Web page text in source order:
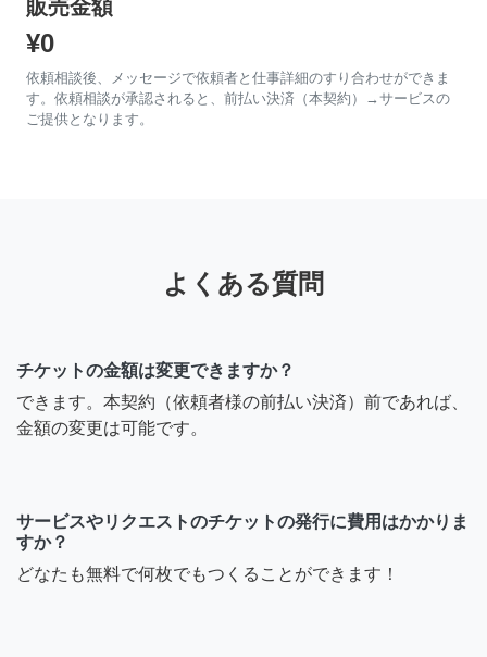
販売金額
¥0
依頼相談後、メッセージで依頼者と仕事詳細のすり合わせができま
す。依頼相談が承認されると、前払い決済（本契約）→サービスの
ご提供となります。
よくある質問
チケットの金額は変更できますか？
できます。本契約（依頼者様の前払い決済）前であれば、
金額の変更は可能です。
サービスやリクエストのチケットの発行に費用はかかりま
すか？
どなたも無料で何枚でもつくることができます！